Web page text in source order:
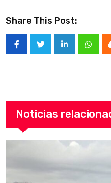
Share This Post:
LinkedIn
Noticias